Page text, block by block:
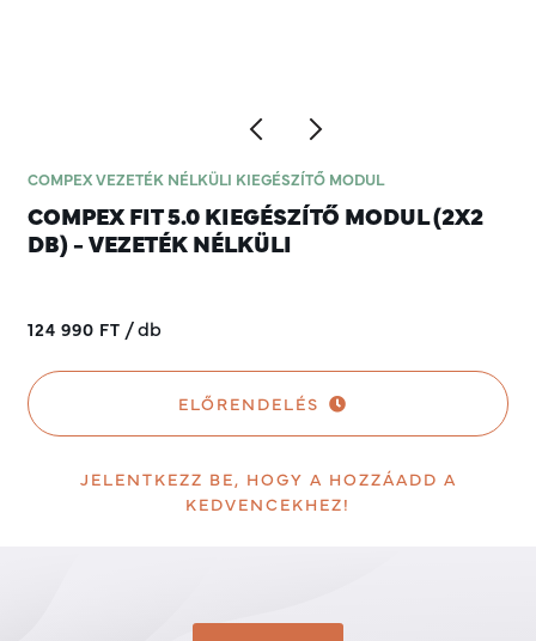
COMPEX VEZETÉK NÉLKÜLI KIEGÉSZÍTŐ MODUL
COMPEX FIT 5.0 KIEGÉSZÍTŐ MODUL (2X2
DB) - VEZETÉK NÉLKÜLI
124 990 FT /db
ELŐRENDELÉS
JELENTKEZZ BE, HOGY A HOZZÁADD A
KEDVENCEKHEZ!